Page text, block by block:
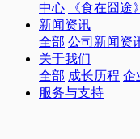
中心
《食在囧途
新闻资讯
全部 公司新闻资
关于我们
全部 成长历程 企
服务与支持